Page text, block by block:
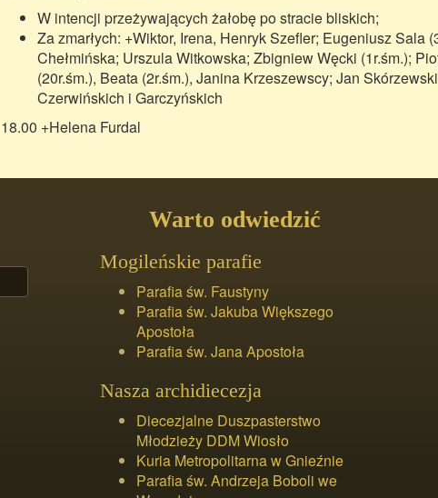
W intencji przeżywających żałobę po stracie bliskich;
Za zmarłych: +Wiktor, Irena, Henryk Szefler; Eugeniusz Sala
Chełmińska; Urszula Witkowska; Zbigniew Węcki (1r.śm.);
(20r.śm.), Beata (2r.śm.), Janina Krzeszewscy; Jan
Czerwińskich i Garczyńskich
18.00 +Helena Furdal
Warto odwiedzić
Mogileńskie parafie
Parafia św. Faustyny
Parafia św. Jakuba Większego
Apostoła
Parafia św. Jana Apostoła
Nasza archidiecezja
Diecezjalne Duszpasterstwo
Młodzieży DDM Wiosło
Kuria Metropolitarna w Gnieźnie
Parafia św. Andrzeja Boboli we